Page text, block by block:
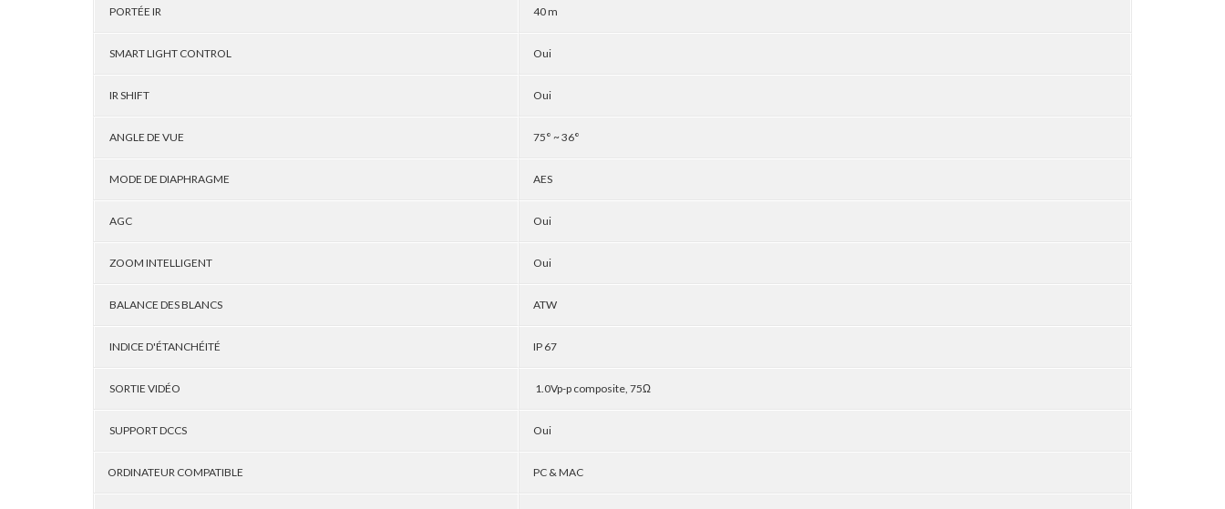
PORTÉE IR 40 m
SMART LIGHT CONTROL Oui
IR SHIFT Oui
ANGLE DE VUE 75° ~ 36°
MODE DE DIAPHRAGME AES
AGC Oui
ZOOM INTELLIGENT Oui
BALANCE DES BLANCS ATW
INDICE D'ÉTANCHÉITÉ IP 67
SORTIE VIDÉO 1.0Vp-p composite, 75Ω
SUPPORT DCCS Oui
ORDINATEUR COMPATIBLE PC & MAC